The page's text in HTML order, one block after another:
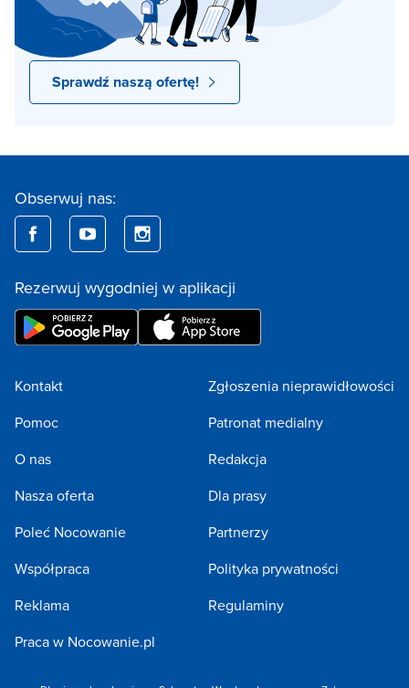
Sprawdź naszą ofertę!
Obserwuj nas:
Rezerwuj wygodniej w aplikacji
Kontakt
Pomoc
O nas
Nasza oferta
Poleć Nocowanie
Współpraca
Reklama
Praca w Nocowanie.pl
Zgłoszenia nieprawidłowości
Patronat medialny
Redakcja
Dla prasy
Partnerzy
Polityka prywatności
Regulaminy